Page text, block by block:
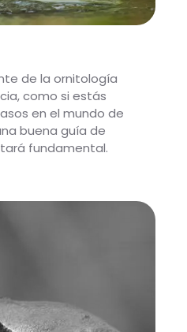
de la ornitología
como si estás
en el mundo de
buena guía de
fundamental.